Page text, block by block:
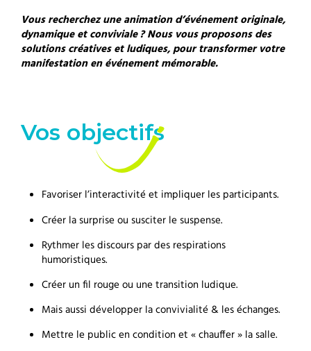
Vous recherchez une animation d’événement originale,
dynamique et conviviale ? Nous vous proposons des
solutions créatives et ludiques, pour transformer votre
manifestation en événement mémorable.
Vos objectifs
Favoriser l’interactivité et impliquer les participants.
Créer la surprise ou susciter le suspense.
Rythmer les discours par des respirations
humoristiques.
Créer un fil rouge ou une transition ludique.
Mais aussi développer la convivialité & les échanges.
Mettre le public en condition et « chauffer » la salle.